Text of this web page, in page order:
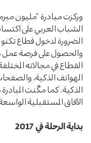
وركزت مبادرة “مليون
الشباب العربي على
الضرورة لدخول قطاع
والحصول على فرصة عمل
القطاع في مجالاته
الهواتف الذكية،
الذكية. كما مكّنت
الآفاق المستقبلية
بداية الرحلة في 2017